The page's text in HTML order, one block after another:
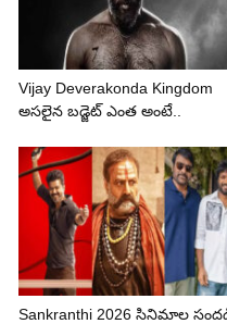
Vijay Deverakonda Kingdom
అసలైన బడ్జెట్ ఎంత అంటే..
Sankranthi 2026 సినిమాల